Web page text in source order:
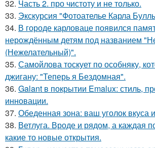
32. Часть 2. про чистоту и не только.
33. Экскурсия "Фотоателье Карла
34. В городе карловаце появился
нерождённым детям под названием
(Нежелательный)".
35. Самойлова тоскует по особняку,
джигану: "Теперь я Бездомная".
36. Galant в покрытии Emalux: стиль,
инновации.
37. Обеденная зона: ваш уголок вкуса
38. Ветлуга. Вроде и рядом, а каждая
какие то новые открытия.